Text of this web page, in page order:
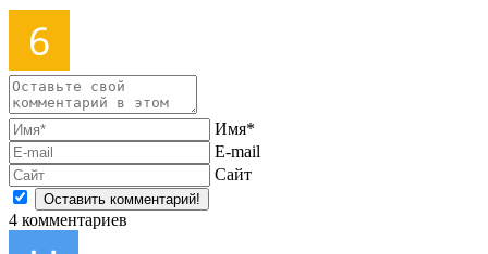
Имя*
E-mail
Сайт
4 комментариев